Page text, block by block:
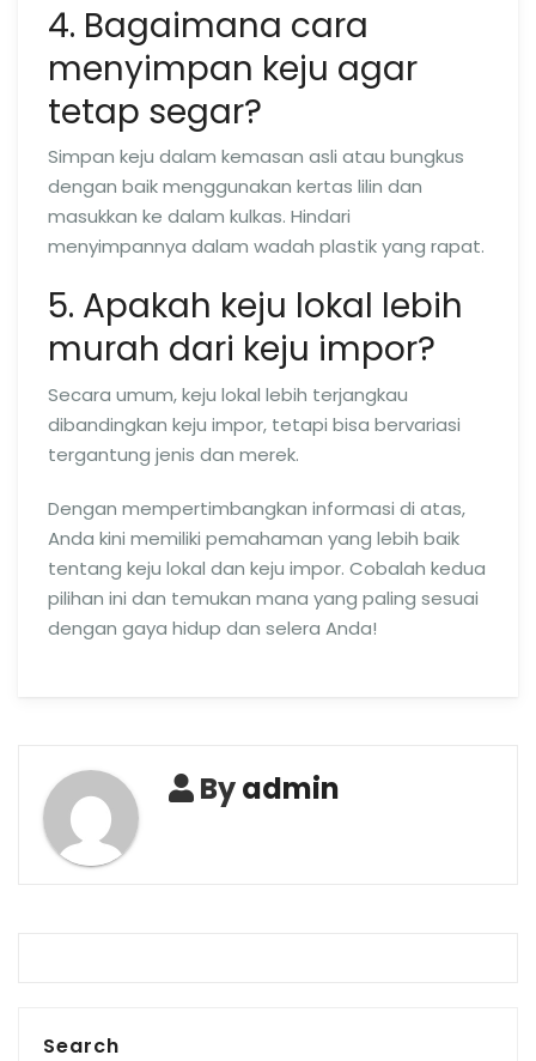
4. Bagaimana cara
menyimpan keju agar
tetap segar?
Simpan keju dalam kemasan asli atau bungkus
dengan baik menggunakan kertas lilin dan
masukkan ke dalam kulkas. Hindari
menyimpannya dalam wadah plastik yang rapat.
5. Apakah keju lokal lebih
murah dari keju impor?
Secara umum, keju lokal lebih terjangkau
dibandingkan keju impor, tetapi bisa bervariasi
tergantung jenis dan merek.
Dengan mempertimbangkan informasi di atas,
Anda kini memiliki pemahaman yang lebih baik
tentang keju lokal dan keju impor. Cobalah kedua
pilihan ini dan temukan mana yang paling sesuai
dengan gaya hidup dan selera Anda!
Byadmin
Search